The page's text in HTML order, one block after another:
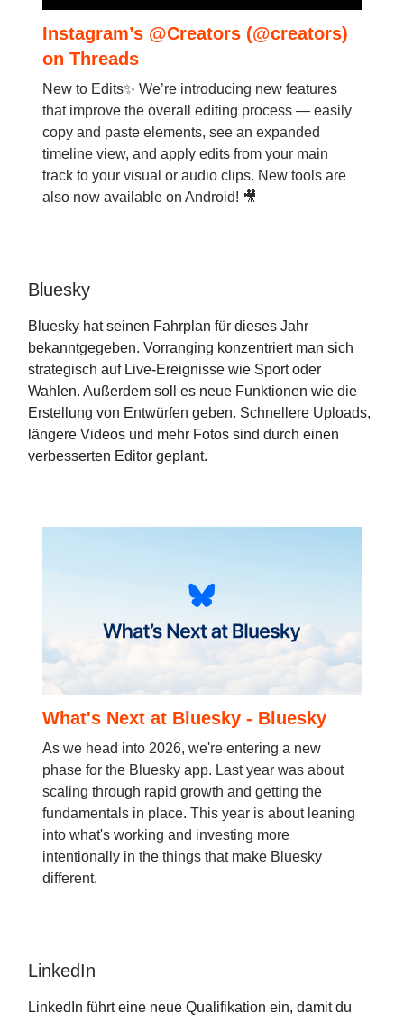
Instagram’s @Creators (@creators)
on Threads
New to Edits✨ We’re introducing new features
that improve the overall editing process — easily
copy and paste elements, see an expanded
timeline view, and apply edits from your main
track to your visual or audio clips. New tools are
also now available on Android! 🎥
Bluesky
Bluesky hat seinen Fahrplan für dieses Jahr
bekanntgegeben. Vorranging konzentriert man sich
strategisch auf Live-Ereignisse wie Sport oder
Wahlen. Außerdem soll es neue Funktionen wie die
Erstellung von Entwürfen geben. Schnellere Uploads,
längere Videos und mehr Fotos sind durch einen
verbesserten Editor geplant.
What's Next at Bluesky - Bluesky
As we head into 2026, we're entering a new
phase for the Bluesky app. Last year was about
scaling through rapid growth and getting the
fundamentals in place. This year is about leaning
into what's working and investing more
intentionally in the things that make Bluesky
different.
LinkedIn
LinkedIn führt eine neue Qualifikation ein, damit du